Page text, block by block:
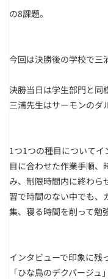
の8課題。
今回は決勝後の学校で三
決勝当日は学生部門と同
三浦先生はサーモンのダ
1つ1つの種目について
目に合わせた作業手順、
み、制限時間内に終わら
習で時間のない中でも、
集、寝る時間を削って勉
インタビューで印象に残
「ひな鳥のデクパージ